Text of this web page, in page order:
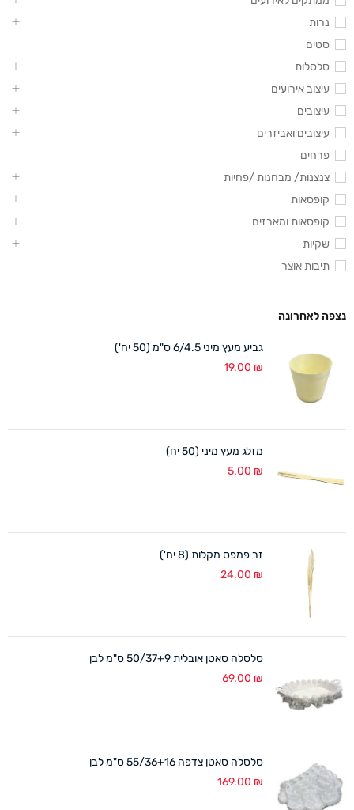
נרות
סטים
סלסלות
עיצוב אירועים
עיצובים
עיצובים ואביזרים
פרחים
צנצנות/ מבחנות /פחיות
קופסאות
קופסאות ומארזים
שקיות
תיבות אוצר
נצפה לאחרונה
גביע מעץ מיני 6/4.5 ס"מ (50 יח')
19.00 ₪
מזלג מעץ מיני (50 יח)
5.00 ₪
זר פמפס מקלות (8 יח')
24.00 ₪
סלסלה סאטן אובלית 50/37+9 ס"מ לבן
69.00 ₪
סלסלה סאטן צדפה 55/36+16 ס"מ לבן
169.00 ₪